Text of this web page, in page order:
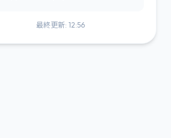
最終更新: 12:56